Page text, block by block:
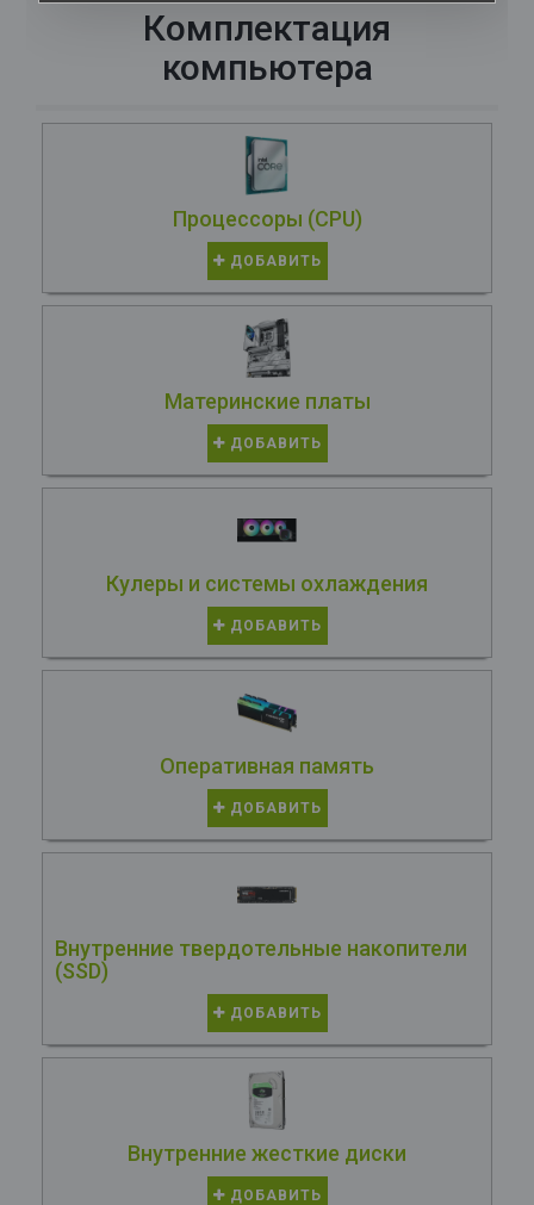
Комплектация
компьютера
Процессоры (CPU)
ДОБАВИТЬ
Материнские платы
ДОБАВИТЬ
Кулеры и системы охлаждения
ДОБАВИТЬ
Оперативная память
ДОБАВИТЬ
Внутренние твердотельные накопители
(SSD)
ДОБАВИТЬ
Внутренние жесткие диски
ДОБАВИТЬ